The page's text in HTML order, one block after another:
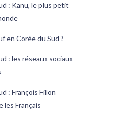
: Kanu, le plus petit
en Corée du Sud ?
: les réseaux sociaux
: François Fillon
les Français